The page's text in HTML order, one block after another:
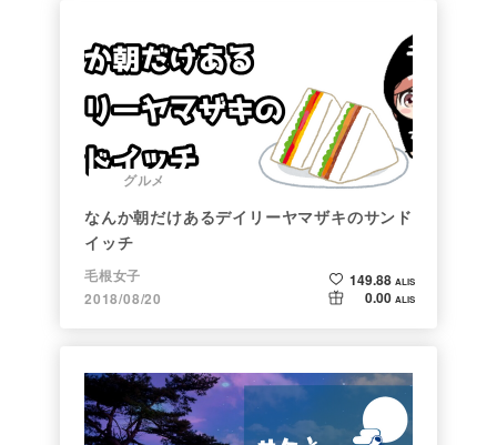
グルメ
なんか朝だけあるデイリーヤマザキのサンド
イッチ
毛根女子
2018/08/20
149.88 ALIS
0.00 ALIS